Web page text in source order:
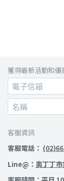
獲得最新活動和優
客服資訊
客服電話：
Line@： 奧丁丁